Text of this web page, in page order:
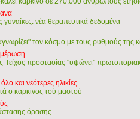
γυναίκες: νέα θεραπευτικά δεδομένα
τον κόσμο με τους ρυθμούς της
Τείχος προστασίας "υψώνει"
και νεότερες ηλικίες
ο καρκίνος τού μαστού
όρασης